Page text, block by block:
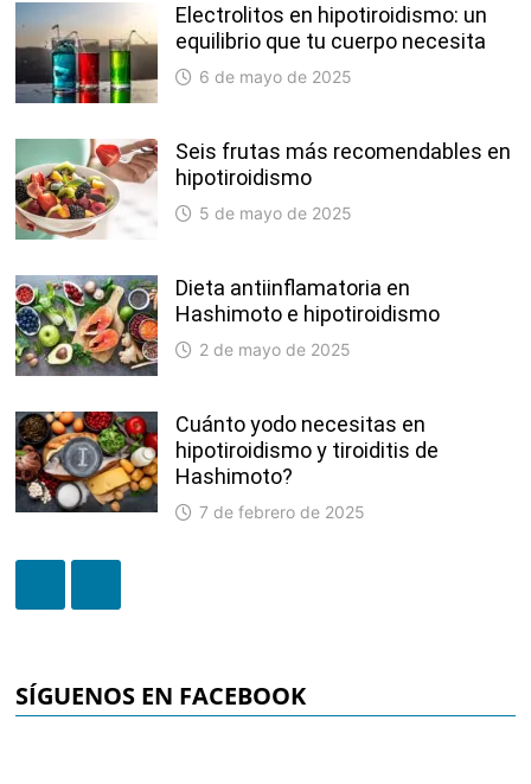
Electrolitos en hipotiroidismo: un
equilibrio que tu cuerpo necesita
6 de mayo de 2025
Seis frutas más recomendables en
hipotiroidismo
5 de mayo de 2025
Dieta antiinflamatoria en
Hashimoto e hipotiroidismo
2 de mayo de 2025
Cuánto yodo necesitas en
hipotiroidismo y tiroiditis de
Hashimoto?
7 de febrero de 2025
SÍGUENOS EN FACEBOOK